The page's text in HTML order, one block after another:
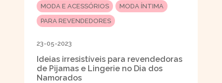
MODA E ACESSÓRIOS
MODA ÍNTIMA
PARA REVENDEDORES
23-05-2023
Ideias irresistíveis para revendedoras
de Pijamas e Lingerie no Dia dos
Namorados